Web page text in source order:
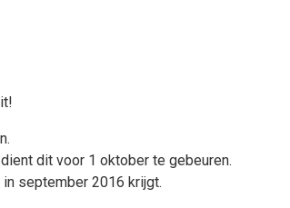
dit voor 1 oktober te gebeuren.
september 2016 krijgt.